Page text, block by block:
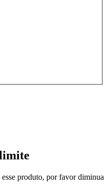
produto, por favor diminua